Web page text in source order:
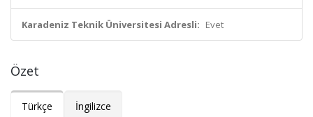
Karadeniz Teknik Üniversitesi Adresli: Evet
Özet
Türkçe İngilizce